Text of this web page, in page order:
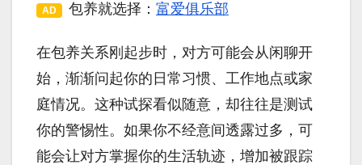
AD 包养就选择： 富爱俱乐部
在包养关系刚起步时，对方可能会从闲聊开
始，渐渐问起你的日常习惯、工作地点或家
庭情况。这种试探看似随意，却往往是测试
你的警惕性。如果你不经意间透露过多，可
能会让对方掌握你的生活轨迹，增加被跟踪